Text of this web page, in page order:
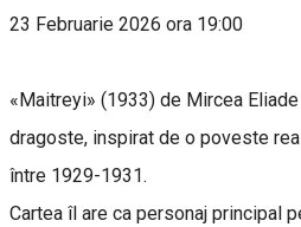
23 Februarie 2026 ora 19:00
«Maitreyi» (1933) de Mircea
dragoste, inspirat de o poveste
între 1929-1931.
Cartea îl are ca personaj principal